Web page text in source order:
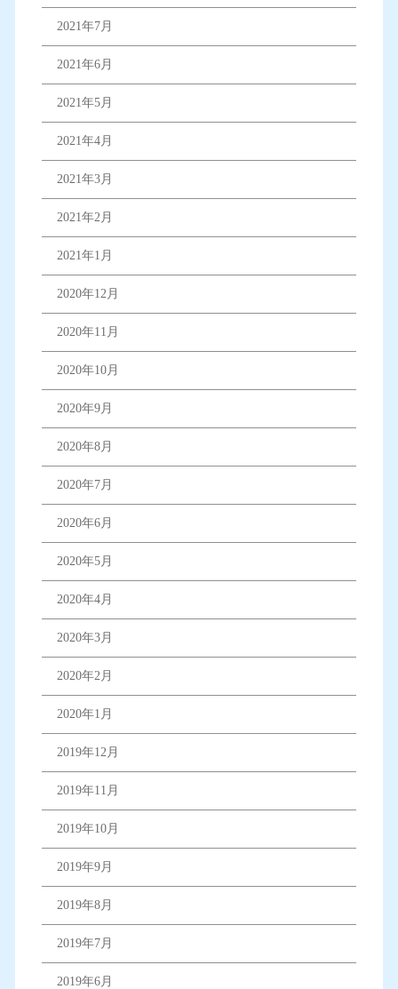
2021年7月
2021年6月
2021年5月
2021年4月
2021年3月
2021年2月
2021年1月
2020年12月
2020年11月
2020年10月
2020年9月
2020年8月
2020年7月
2020年6月
2020年5月
2020年4月
2020年3月
2020年2月
2020年1月
2019年12月
2019年11月
2019年10月
2019年9月
2019年8月
2019年7月
2019年6月